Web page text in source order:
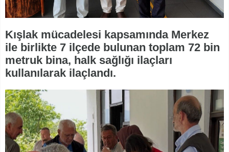
Kışlak mücadelesi kapsamında Merkez
ile birlikte 7 ilçede bulunan toplam 72 bin
metruk bina, halk sağlığı ilaçları
kullanılarak ilaçlandı.